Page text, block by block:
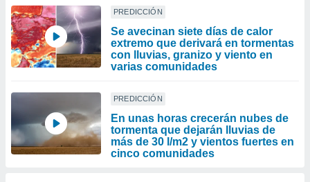
PREDICCIÓN
Se avecinan siete días de calor
extremo que derivará en tormentas
con lluvias, granizo y viento en
varias comunidades
PREDICCIÓN
En unas horas crecerán nubes de
tormenta que dejarán lluvias de
más de 30 l/m2 y vientos fuertes en
cinco comunidades